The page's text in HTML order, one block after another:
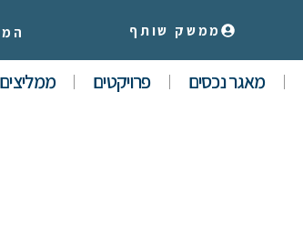
ממשק שותף
מאגר נכסים פרויקטים ממליצים